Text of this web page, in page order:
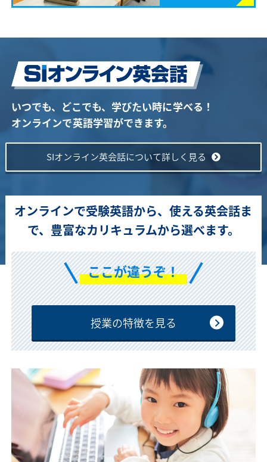
いつでも、どこでも、学びたい時に学べる！
オンラインで英語学習ができます。
SIオンライン英会話について詳しく見る
オンラインで受験英語から、使える英会話ま
で、豊富なカリキュラムから選べます。
ここが違うぞ！
授業の特徴を見る